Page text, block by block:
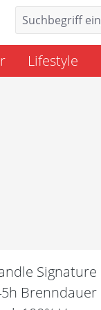
Lifestyle